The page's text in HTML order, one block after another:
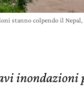
stanno colpendo il
inondazioni